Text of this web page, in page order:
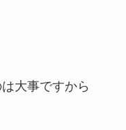
大事ですから